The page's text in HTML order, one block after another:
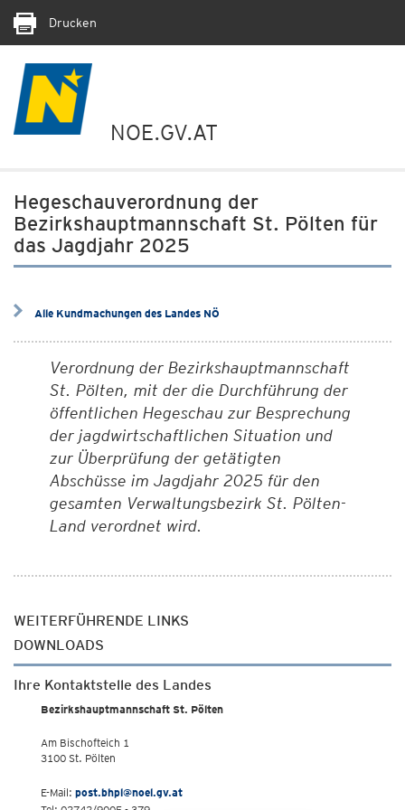
Drucken
NOE.GV.AT
Hegeschauverordnung der
Bezirkshauptmannschaft St. Pölten für
das Jagdjahr 2025
Alle Kundmachungen des Landes NÖ
Verordnung der Bezirkshauptmannschaft
St. Pölten, mit der die Durchführung der
öffentlichen Hegeschau zur Besprechung
der jagdwirtschaftlichen Situation und
zur Überprüfung der getätigten
Abschüsse im Jagdjahr 2025 für den
gesamten Verwaltungsbezirk St. Pölten-
Land verordnet wird.
WEITERFÜHRENDE LINKS
DOWNLOADS
Ihre Kontaktstelle des Landes
Bezirkshauptmannschaft St. Pölten
Am Bischofteich 1
3100 St. Pölten
E-Mail: post.bhpl@noel.gv.at